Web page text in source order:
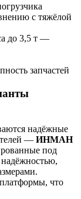
с тяжёлой
до 3,5 т —
запчастей
надёжные
— ИНМАН
под
что